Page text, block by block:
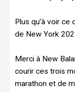
Plus qu’à voir ce
de New York
Merci à New
courir ces trois
marathon et de